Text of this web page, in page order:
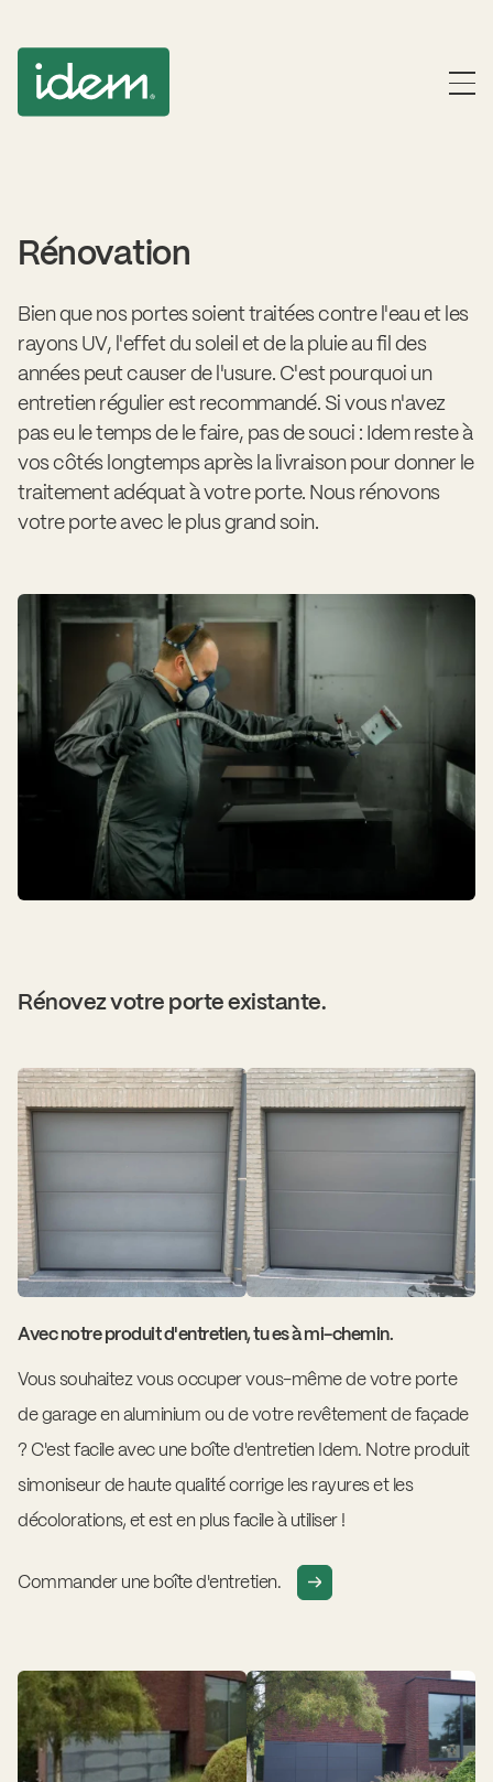
Rénovation
Bien que nos portes soient traitées contre l'eau et les
rayons UV, l'effet du soleil et de la pluie au fil des
années peut causer de l'usure. C'est pourquoi un
entretien régulier est recommandé. Si vous n'avez
pas eu le temps de le faire, pas de souci : Idem reste à
vos côtés longtemps après la livraison pour donner le
traitement adéquat à votre porte. Nous rénovons
votre porte avec le plus grand soin.
Rénovez votre porte existante.
Avec notre produit d'entretien, tu es à mi-chemin.
Vous souhaitez vous occuper vous-même de votre porte
de garage en aluminium ou de votre revêtement de façade
? C'est facile avec une boîte d'entretien Idem. Notre produit
simoniseur de haute qualité corrige les rayures et les
décolorations, et est en plus facile à utiliser !
Commander une boîte d'entretien.